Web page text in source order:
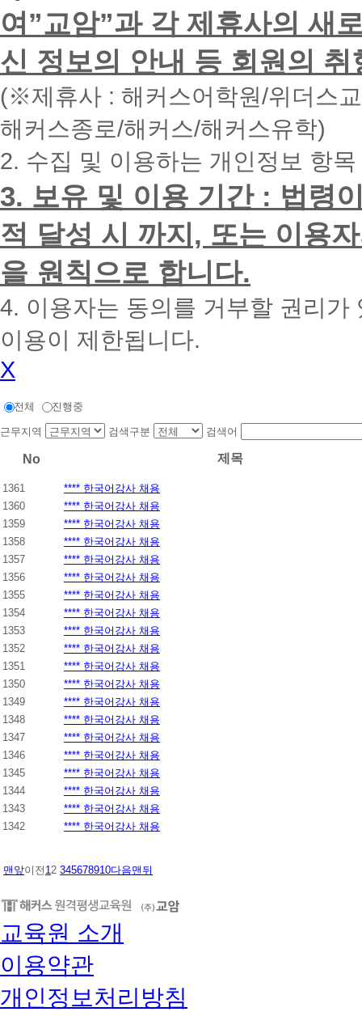
하
시
면
빠
른
간
내
에
화
드
리
겠
습
니
다.
여”교암”과 각 제휴사의 새
신 정보의 안내 등 회원의
(※제휴사 : 해커스어학원/위더스
해커스종로/해커스/해커스유학)
2. 수집 및 이용하는 개인정보 항
3. 보유 및 이용 기간 : 법령
적 달성 시 까지, 또는 이용
을 원칙으로 합니다.
4. 이용자는 동의를 거부할 권리
이용이 제한됩니다.
X
전체 진행중
근무지역 검색구분 검색어
No 제목
1361
**** 한국어강사 채용
1360
**** 한국어강사 채용
1359
**** 한국어강사 채용
1358
**** 한국어강사 채용
1357
**** 한국어강사 채용
1356
**** 한국어강사 채용
1355
**** 한국어강사 채용
1354
**** 한국어강사 채용
1353
**** 한국어강사 채용
1352
**** 한국어강사 채용
1351
**** 한국어강사 채용
1350
**** 한국어강사 채용
1349
**** 한국어강사 채용
1348
**** 한국어강사 채용
1347
**** 한국어강사 채용
1346
**** 한국어강사 채용
1345
**** 한국어강사 채용
1344
**** 한국어강사 채용
1343
**** 한국어강사 채용
1342
**** 한국어강사 채용
맨앞이전 12 345678910다음맨뒤
교육원 소개
이용약관
개인정보처리방침